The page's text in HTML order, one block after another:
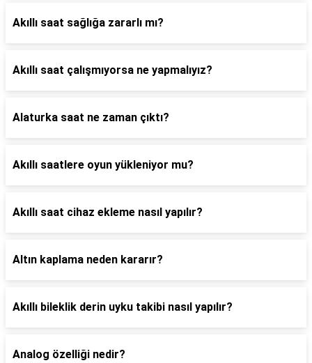
Akıllı saat sağlığa zararlı mı?
Akıllı saat çalışmıyorsa ne yapmalıyız?
Alaturka saat ne zaman çıktı?
Akıllı saatlere oyun yükleniyor mu?
Akıllı saat cihaz ekleme nasıl yapılır?
Altın kaplama neden kararır?
Akıllı bileklik derin uyku takibi nasıl yapılır?
Analog özelliği nedir?